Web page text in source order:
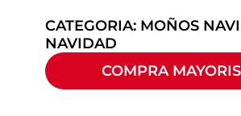
CATEGORIA: MOÑOS
NAVIDAD
COMPRA